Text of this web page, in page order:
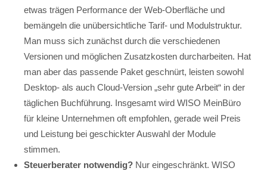
etwas trägen Performance der Web-Oberfläche und
bemängeln die unübersichtliche Tarif- und Modulstruktur.
Man muss sich zunächst durch die verschiedenen
Versionen und möglichen Zusatzkosten durcharbeiten. Hat
man aber das passende Paket geschnürt, leisten sowohl
Desktop- als auch Cloud-Version „sehr gute Arbeit“ in der
täglichen Buchführung. Insgesamt wird WISO MeinBüro
für kleine Unternehmen oft empfohlen, gerade weil Preis
und Leistung bei geschickter Auswahl der Module
stimmen.
Steuerberater notwendig?Nur eingeschränkt. WISO